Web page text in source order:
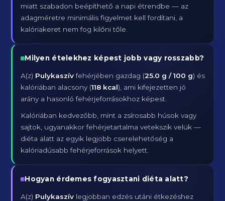
miatt szabadon beépíthető a napi étrendbe — az
adagméretre minimális figyelmet kell fordítani, a
kalóriakeret nem fog kilőni tőle.
Milyen ételekhez képest jobb vagy rosszabb?
A(z) Pulykaszívfehérjében gazdag (25.0 g / 100 g) és
kalóriában alacsony (118 kcal), ami kifejezetten jó
arány a hasonló fehérjeforrásokhoz képest.
Kalóriában kedvezőbb, mint a zsírosabb húsok vagy
sajtok, ugyanakkor fehérjetartalma vetekszik velük —
diéta alatt az egyik legjobb cserelehetőség a
kalóriadúsabb fehérjeforrások helyett.
Hogyan érdemes fogyasztani diéta alatt?
A(z) Pulykaszív legjobban edzés utáni étkezéshez